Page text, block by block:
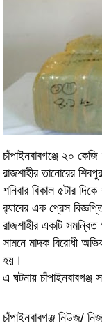
চাঁপাইনবাবগঞ্জে ২০
রাজশাহীর তানোরের
শনিবার বিকাল ৫টার
র‌্যাবের এক প্রেস
রাজশাহীর একটি
সামনে মাদক বিরোধী
হয়।
এ ঘটনায় চাঁপাইনবাবগঞ্জ
চাঁপাইনবাবগঞ্জ নিউজ/